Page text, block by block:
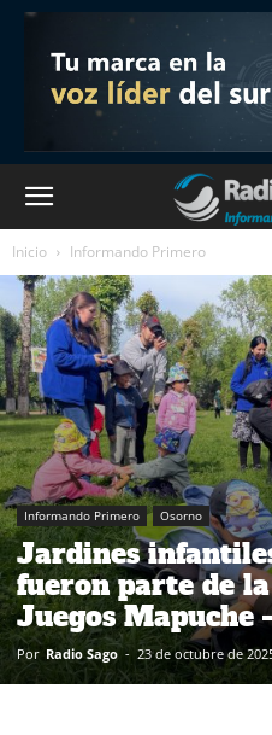
Inicio Informando Primero
Informando Primero Osorno
Jardines
fueron parte de
Juegos Mapuche
Por Radio Sago - 23 de octubre de